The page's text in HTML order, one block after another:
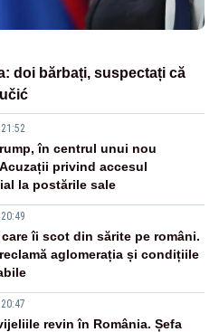
doi bărbați, suspectați că
în centrul unui nou
privind accesul
la postările sale
îi scot din sărite pe români.
aglomerația și condițiile
revin în România. Șefa